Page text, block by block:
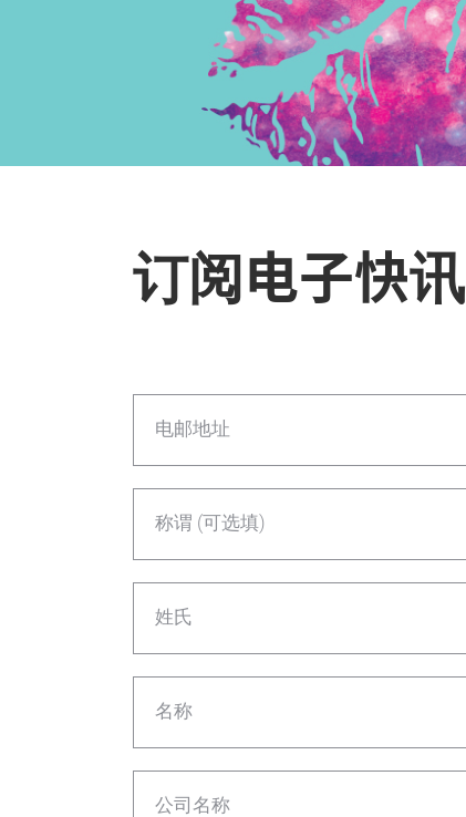
订阅电子快讯
电邮地址
称谓 (可选填)
姓氏
名称
公司名称